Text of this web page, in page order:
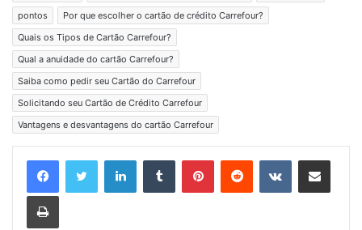
pontos
Por que escolher o cartão de crédito Carrefour?
Quais os Tipos de Cartão Carrefour?
Qual a anuidade do cartão Carrefour?
Saiba como pedir seu Cartão do Carrefour
Solicitando seu Cartão de Crédito Carrefour
Vantagens e desvantagens do cartão Carrefour